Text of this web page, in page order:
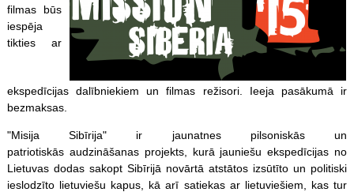
filmas būs
iespēja
tikties ar
ekspedīcijas dalībniekiem un filmas režisori. Ieeja pasākumā ir
bezmaksas.
"Misija Sibīrija" ir jaunatnes pilsoniskās un
patriotiskās audzināšanas projekts, kurā jauniešu ekspedīcijas no
Lietuvas dodas sakopt Sibīrijā novārtā atstātos izsūtīto un politiski
ieslodzīto lietuviešu kapus, kā arī satiekas ar lietuviešiem, kas tur